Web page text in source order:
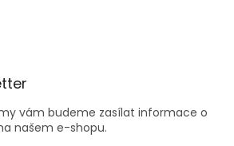
vám budeme zasílat informace o
našem e-shopu.